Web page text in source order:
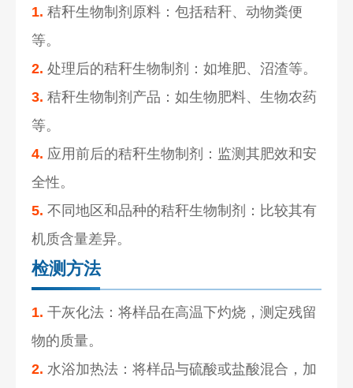
1. 秸秆生物制剂原料：包括秸秆、动物粪便
等。
2. 处理后的秸秆生物制剂：如堆肥、沼渣等。
3. 秸秆生物制剂产品：如生物肥料、生物农药
等。
4. 应用前后的秸秆生物制剂：监测其肥效和安
全性。
5. 不同地区和品种的秸秆生物制剂：比较其有
机质含量差异。
检测方法
1. 干灰化法：将样品在高温下灼烧，测定残留
物的质量。
2. 水浴加热法：将样品与硫酸或盐酸混合，加